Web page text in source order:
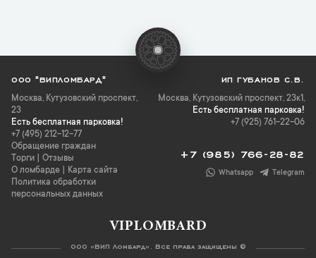
ООО "ВИПЛОМБАРД"
Москва, Кутузовский проспект,
23
Есть бесплатная парковка!
+7 (495) 212-12-77
Обращение граждан
Торги
Отзывы
О ломбарде
Карта сайта
Политика обработки
персональных данных
ИП ГУБАНОВ С.В.
Москва, Кутузовский проспект, 23к1,
Есть бесплатная парковка!
+7 (925) 761-22-06
+7 (985) 766-28-82
Whatsapp Telegram
VIPLOMBARD
ООО «ВИП Ломбард». Все права защищены ©